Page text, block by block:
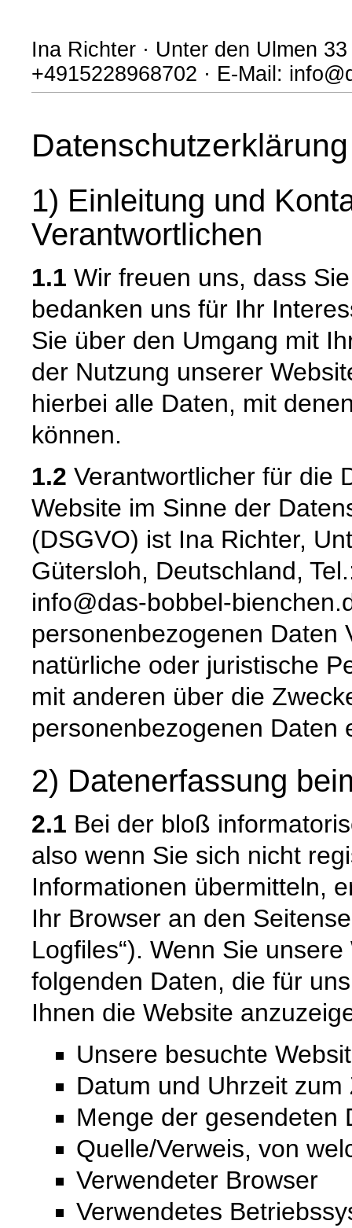
Ina Richter · Unter den Ulmen
+4915228968702 · E-Mail:
Datenschutzerklärung
1) Einleitung und
Verantwortlichen
1.1 Wir freuen uns, dass
bedanken uns für Ihr
Sie über den Umgang mit
der Nutzung unserer
hierbei alle Daten, mit
können.
1.2 Verantwortlicher für die
Website im Sinne der
(DSGVO) ist Ina Richter,
Gütersloh, Deutschland,
info@das-bobbel-
personenbezogenen Daten
natürliche oder juristische
mit anderen über die
personenbezogenen Daten
2) Datenerfassung
2.1 Bei der bloß
also wenn Sie sich nicht
Informationen übermitteln,
Ihr Browser an den
Logfiles“). Wenn Sie
folgenden Daten, die für
Ihnen die Website
Unsere besuchte
Datum und Uhrzeit
Menge der gesendeten
Quelle/Verweis, von
Verwendeter Browser
Verwendetes